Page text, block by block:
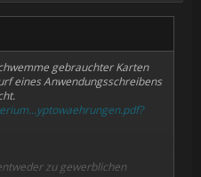
gebrauchter Karten
eines Anwendungsschreibens
zu gewerblichen